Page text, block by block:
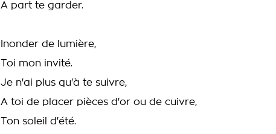
A part te garder.
Inonder de lumière,
Toi mon invité.
Je n'ai plus qu'à te suivre,
A toi de placer pièces d'or ou de cuivre,
Ton soleil d'été.